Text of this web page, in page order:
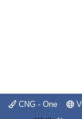
CNG - One